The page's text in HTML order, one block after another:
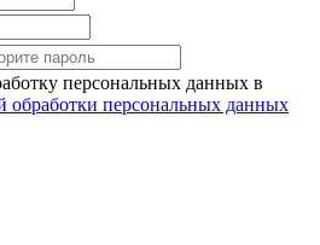
персональных данных в
обработки персональных данных